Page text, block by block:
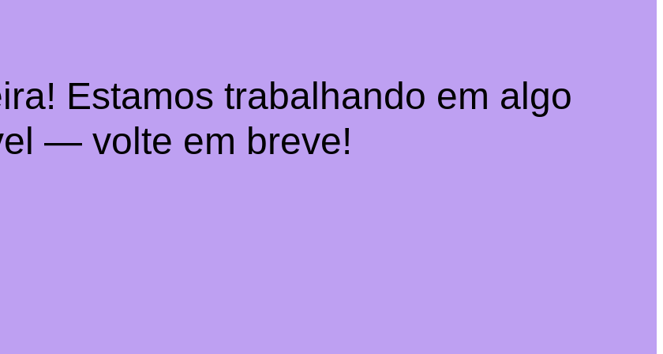
Estamos trabalhando em algo
— volte em breve!